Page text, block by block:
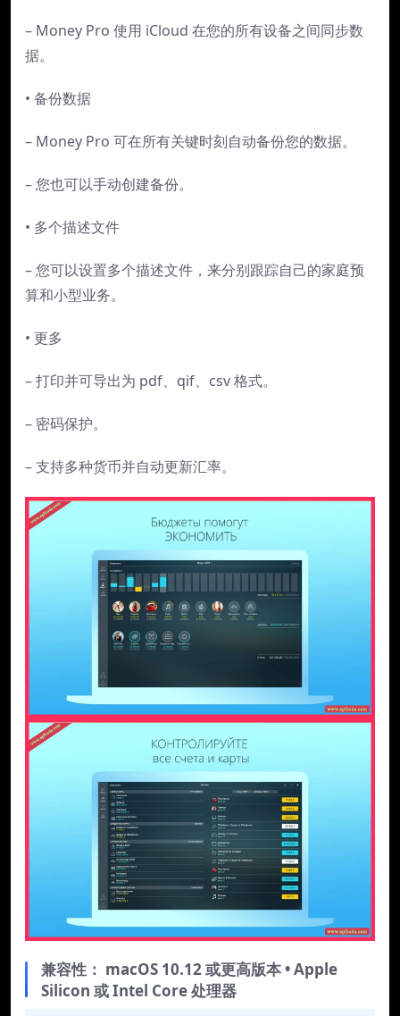
– Money Pro 使用 iCloud 在您的所有设备之间同步数
据。
• 备份数据
– Money Pro 可在所有关键时刻自动备份您的数据。
– 您也可以手动创建备份。
• 多个描述文件
– 您可以设置多个描述文件，来分别跟踪自己的家庭预
算和小型业务。
• 更多
– 打印并可导出为 pdf、qif、csv 格式。
– 密码保护。
– 支持多种货币并自动更新汇率。
兼容性： macOS 10.12 或更高版本 • Apple
Silicon 或 Intel Core 处理器